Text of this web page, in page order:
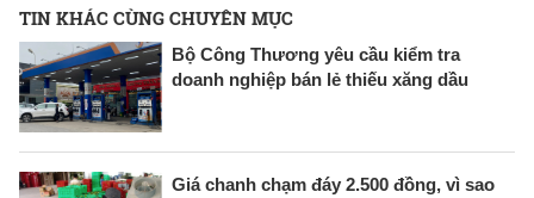
TIN KHÁC CÙNG CHUYÊN MỤC
Bộ Công Thương yêu cầu kiểm tra
doanh nghiệp bán lẻ thiếu xăng dầu
Giá chanh chạm đáy 2.500 đồng, vì sao